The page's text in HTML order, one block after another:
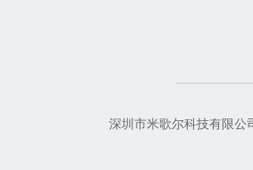
深圳市米歌尔科技有限公